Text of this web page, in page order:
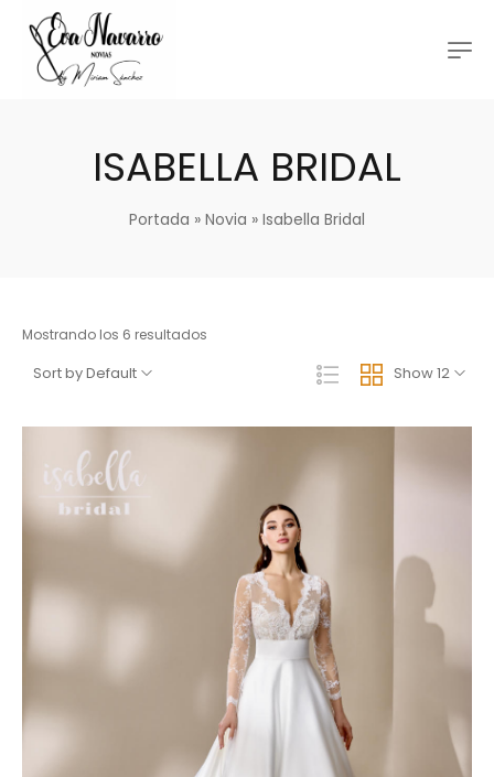
ISABELLA BRIDAL
Portada » Novia » Isabella Bridal
Mostrando los 6 resultados
Show 12
Sort by Default